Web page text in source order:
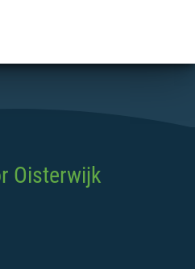
Oisterwijk